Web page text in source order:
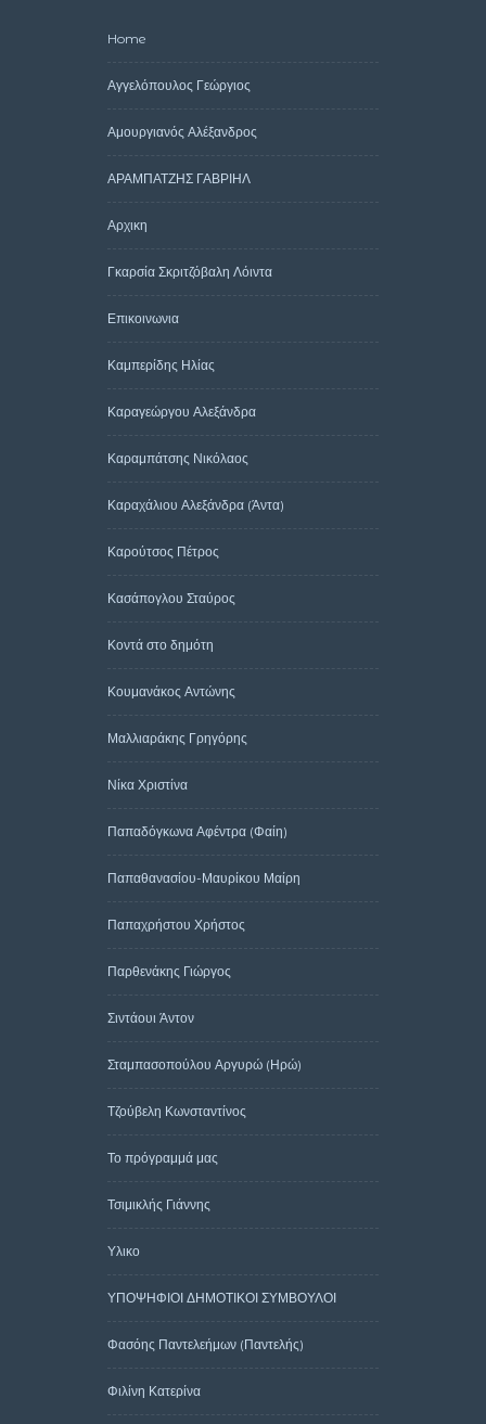
Home
Αγγελόπουλος Γεώργιος
Αμουργιανός Αλέξανδρος
ΑΡΑΜΠΑΤΖΗΣ ΓΑΒΡΙΗΛ
Αρχικη
Γκαρσία Σκριτζόβαλη Λόιντα
Επικοινωνια
Καμπερίδης Ηλίας
Καραγεώργου Αλεξάνδρα
Καραμπάτσης Νικόλαος
Καραχάλιου Αλεξάνδρα (Άντα)
Καρούτσος Πέτρος
Κασάπογλου Σταύρος
Κοντά στο δημότη
Κουμανάκος Αντώνης
Μαλλιαράκης Γρηγόρης
Νίκα Χριστίνα
Παπαδόγκωνα Αφέντρα (Φαίη)
Παπαθανασίου-Μαυρίκου Μαίρη
Παπαχρήστου Χρήστος
Παρθενάκης Γιώργος
Σιντάουι Άντον
Σταμπασοπούλου Αργυρώ (Ηρώ)
Τζούβελη Κωνσταντίνος
Το πρόγραμμά μας
Τσιμικλής Γιάννης
Υλικο
ΥΠΟΨΗΦΙΟΙ ΔΗΜΟΤΙΚΟΙ ΣΥΜΒΟΥΛΟΙ
Φασόης Παντελεήμων (Παντελής)
Φιλίνη Κατερίνα